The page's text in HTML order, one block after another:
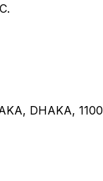
DHAKA, 1100